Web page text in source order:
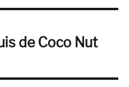
de Coco Nut